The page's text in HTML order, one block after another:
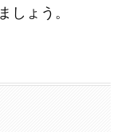
しょう。